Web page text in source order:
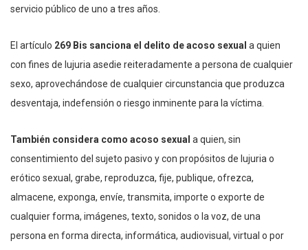
servicio público de uno a tres años.
El artículo 269 Bis sanciona el delito de acoso sexual a quien
con fines de lujuria asedie reiteradamente a persona de cualquier
sexo, aprovechándose de cualquier circunstancia que produzca
desventaja, indefensión o riesgo inminente para la víctima.
También considera como acoso sexual a quien, sin
consentimiento del sujeto pasivo y con propósitos de lujuria o
erótico sexual, grabe, reproduzca, fije, publique, ofrezca,
almacene, exponga, envíe, transmita, importe o exporte de
cualquier forma, imágenes, texto, sonidos o la voz, de una
persona en forma directa, informática, audiovisual, virtual o por